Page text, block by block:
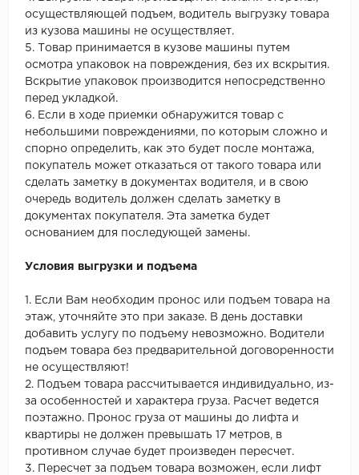
осуществляющей подъем, водитель выгрузку товара
из кузова машины не осуществляет.
5. Товар принимается в кузове машины путем
осмотра упаковок на повреждения, без их вскрытия.
Вскрытие упаковок производится непосредственно
перед укладкой.
6. Если в ходе приемки обнаружится товар с
небольшими повреждениями, по которым сложно и
спорно определить, как это будет после монтажа,
покупатель может отказаться от такого товара или
сделать заметку в документах водителя, и в свою
очередь водитель должен сделать заметку в
документах покупателя. Эта заметка будет
основанием для последующей замены.
Условия выгрузки и подъема
1. Если Вам необходим пронос или подъем товара на
этаж, уточняйте это при заказе. В день доставки
добавить услугу по подъему невозможно. Водители
подъем товара без предварительной договоренности
не осуществляют!
2. Подъем товара рассчитывается индивидуально, из-
за особенностей и характера груза. Расчет ведется
поэтажно. Пронос груза от машины до лифта и
квартиры не должен превышать 17 метров, в
противном случае будет произведен пересчет.
3. Пересчет за подъем товара возможен, если лифт